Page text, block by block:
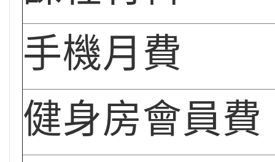
手機月費
健身房會員費